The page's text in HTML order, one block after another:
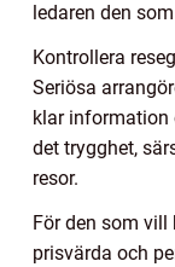
ledaren den
Kontrollera
Seriösa
klar information
det trygghet,
resor.
För den som
prisvärda och